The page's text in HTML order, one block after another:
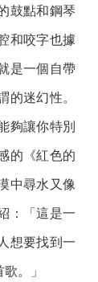
鼓點和鋼琴
和咬字也據
是一個自帶
的迷幻性。
夠讓你特別
的《紅色的
中尋水又像
：「這是一
想要找到一
。」